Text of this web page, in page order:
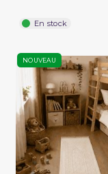
En stock
NOUVEAU